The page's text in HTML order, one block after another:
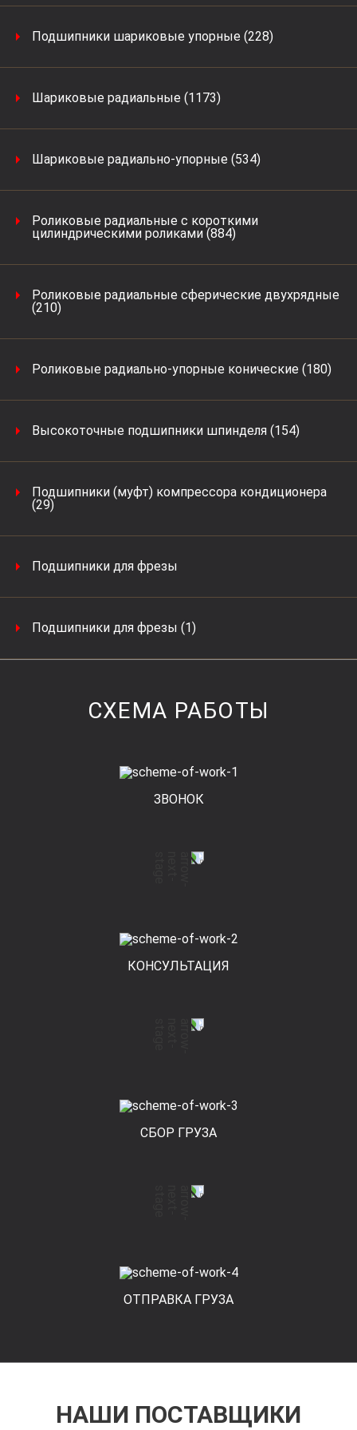
Подшипники шариковые упорные (228)
Шариковые радиальные (1173)
Шариковые радиально-упорные (534)
Роликовые радиальные с короткими
цилиндрическими роликами (884)
Роликовые радиальные сферические двухрядные
(210)
Роликовые радиально-упорные конические (180)
Высокоточные подшипники шпинделя (154)
Подшипники (муфт) компрессора кондиционера
(29)
Подшипники для фрезы
Подшипники для фрезы (1)
СХЕМА РАБОТЫ
ЗВОНОК
КОНСУЛЬТАЦИЯ
СБОР ГРУЗА
ОТПРАВКА ГРУЗА
НАШИ ПОСТАВЩИКИ